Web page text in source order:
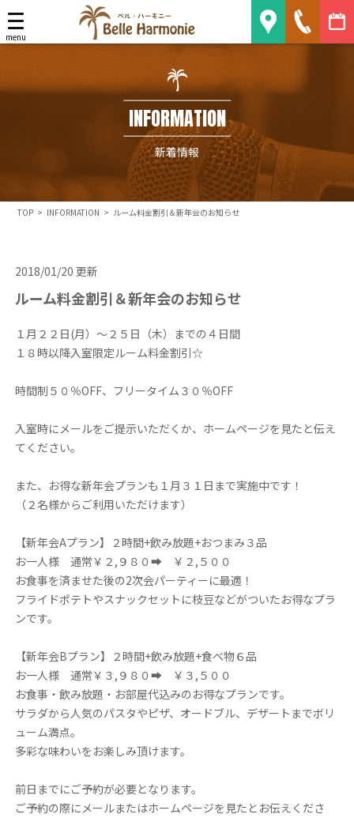
menu
INFORMATION
新着情報
TOP > INFORMATION > ルーム料金割引＆新年会のお知らせ
2018/01/20 更新
ルーム料金割引＆新年会のお知らせ
１月２２日(月）～２５日（木）までの４日間
１８時以降入室限定ルーム料金割引☆
時間制５０％OFF、フリータイム３０％OFF
入室時にメールをご提示いただくか、ホームページを見たと伝え
てください。
また、お得な新年会プランも１月３１日まで実施中です！
（２名様からご利用いただけます）
【新年会Aプラン】２時間+飲み放題+おつまみ３品
お一人様 通常￥２,９８０➡ ￥２,５００
お食事を済ませた後の2次会パーティーに最適！
フライドポテトやスナックセットに枝豆などがついたお得なプラ
ンです。
【新年会Bプラン】２時間+飲み放題+食べ物６品
お一人様 通常￥３,９８０➡ ￥３,５００
お食事・飲み放題・お部屋代込みのお得なプランです。
サラダから人気のパスタやピザ、オードブル、デザートまでボリ
ューム満点。
多彩な味わいをお楽しみ頂けます。
前日までにご予約が必要となります。
ご予約の際にメールまたはホームページを見たとお伝えくださ